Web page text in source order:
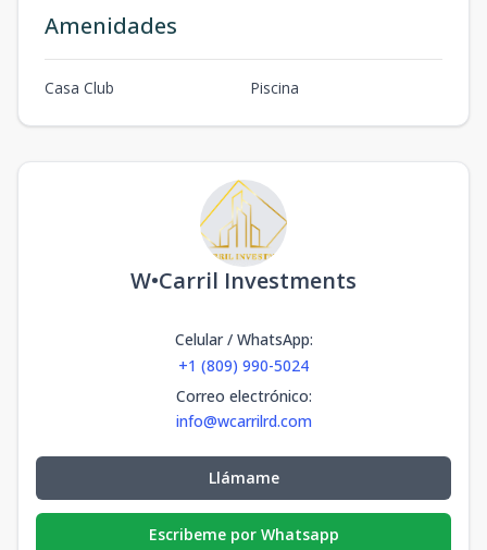
Amenidades
Casa Club Piscina
W•Carril Investments
Celular / WhatsApp:
+1 (809) 990-5024
Correo electrónico:
info@wcarrilrd.com
Llámame
Escribeme por Whatsapp